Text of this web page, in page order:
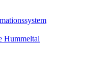
Hummeltal